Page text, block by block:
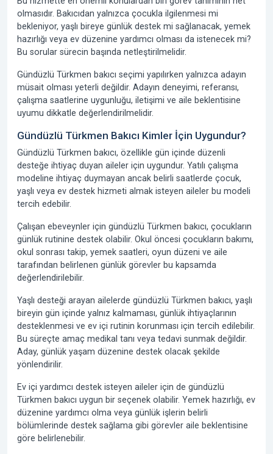
olmasıdır. Bakıcıdan yalnızca çocukla ilgilenmesi mi
bekleniyor, yaşlı bireye günlük destek mi sağlanacak, yemek
hazırlığı veya ev düzenine yardımcı olması da istenecek mi?
Bu sorular sürecin başında netleştirilmelidir.
Gündüzlü Türkmen bakıcı seçimi yapılırken yalnızca adayın
müsait olması yeterli değildir. Adayın deneyimi, referansı,
çalışma saatlerine uygunluğu, iletişimi ve aile beklentisine
uyumu dikkatle değerlendirilmelidir.
Gündüzlü Türkmen Bakıcı Kimler İçin Uygundur?
Gündüzlü Türkmen bakıcı, özellikle gün içinde düzenli
desteğe ihtiyaç duyan aileler için uygundur. Yatılı çalışma
modeline ihtiyaç duymayan ancak belirli saatlerde çocuk,
yaşlı veya ev destek hizmeti almak isteyen aileler bu modeli
tercih edebilir.
Çalışan ebeveynler için gündüzlü Türkmen bakıcı, çocukların
günlük rutinine destek olabilir. Okul öncesi çocukların bakımı,
okul sonrası takip, yemek saatleri, oyun düzeni ve aile
tarafından belirlenen günlük görevler bu kapsamda
değerlendirilebilir.
Yaşlı desteği arayan ailelerde gündüzlü Türkmen bakıcı, yaşlı
bireyin gün içinde yalnız kalmaması, günlük ihtiyaçlarının
desteklenmesi ve ev içi rutinin korunması için tercih edilebilir.
Bu süreçte amaç medikal tanı veya tedavi sunmak değildir.
Aday, günlük yaşam düzenine destek olacak şekilde
yönlendirilir.
Ev içi yardımcı destek isteyen aileler için de gündüzlü
Türkmen bakıcı uygun bir seçenek olabilir. Yemek hazırlığı, ev
düzenine yardımcı olma veya günlük işlerin belirli
bölümlerinde destek sağlama gibi görevler aile beklentisine
göre belirlenebilir.